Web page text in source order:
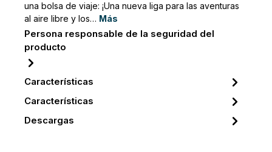
una bolsa de viaje: ¡Una nueva liga para las aventuras
al aire libre y los… Más
Persona responsable de la seguridad del
producto
Características
Características
Descargas